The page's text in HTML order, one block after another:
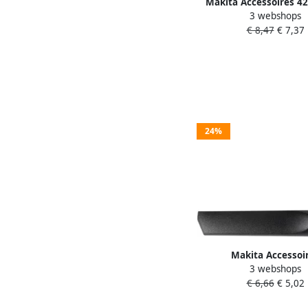
Inzaagstrip | 1500mm |
3 webshops
€ 8,47€ 7,37
24%
Makita
Vloerzuigborstel
200mm W29541
3 webshops
€ 6,66€ 5,02